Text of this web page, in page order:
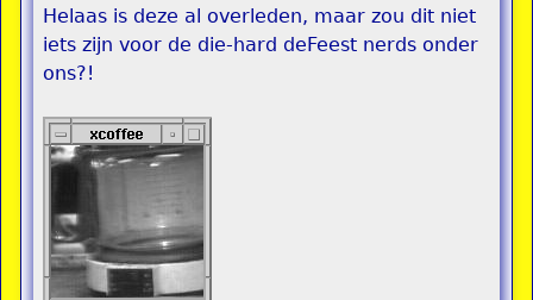
Helaas is deze al overleden, maar zou dit niet
iets zijn voor de die-hard deFeest nerds onder
ons?!